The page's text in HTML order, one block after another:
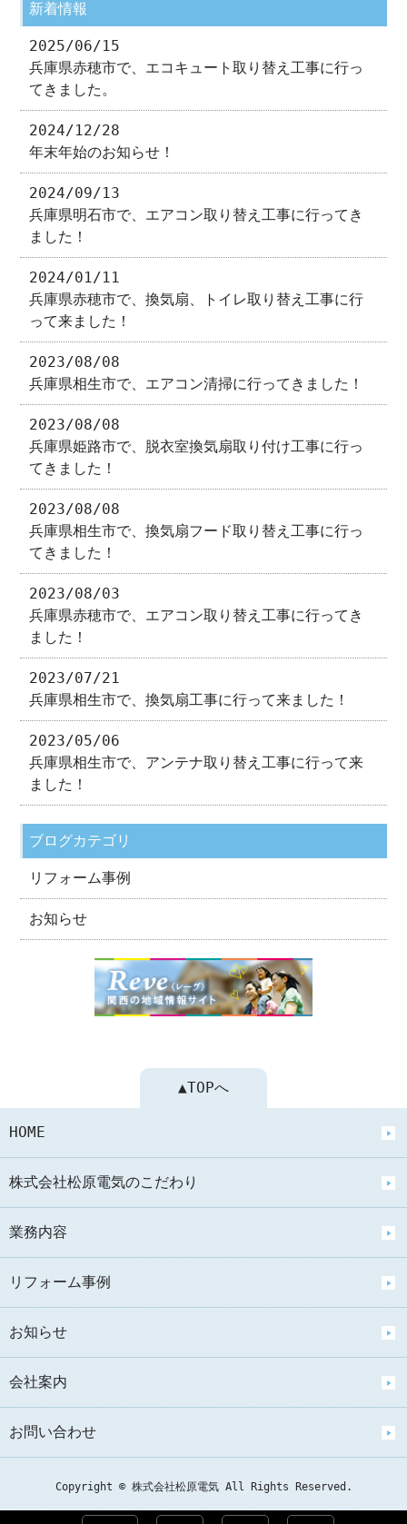
新着情報
2025/06/15
兵庫県赤穂市で、エコキュート取り替え工事に行っ
てきました。
2024/12/28
年末年始のお知らせ！
2024/09/13
兵庫県明石市で、エアコン取り替え工事に行ってき
ました！
2024/01/11
兵庫県赤穂市で、換気扇、トイレ取り替え工事に行
って来ました！
2023/08/08
兵庫県相生市で、エアコン清掃に行ってきました！
2023/08/08
兵庫県姫路市で、脱衣室換気扇取り付け工事に行っ
てきました！
2023/08/08
兵庫県相生市で、換気扇フード取り替え工事に行っ
てきました！
2023/08/03
兵庫県赤穂市で、エアコン取り替え工事に行ってき
ました！
2023/07/21
兵庫県相生市で、換気扇工事に行って来ました！
2023/05/06
兵庫県相生市で、アンテナ取り替え工事に行って来
ました！
ブログカテゴリ
リフォーム事例
お知らせ
▲TOPへ
HOME
株式会社松原電気のこだわり
業務内容
リフォーム事例
お知らせ
会社案内
お問い合わせ
Copyright © 株式会社松原電気 All Rights Reserved.